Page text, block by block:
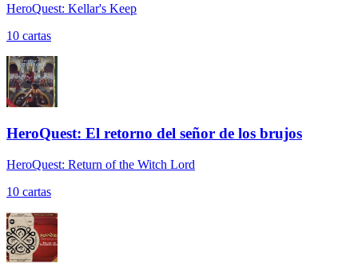
HeroQuest: Kellar's Keep
10 cartas
HeroQuest: El retorno del señor de los brujos
HeroQuest: Return of the Witch Lord
10 cartas